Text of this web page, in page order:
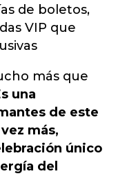
de boletos,
VIP que
más que
una
de este
más,
único
del